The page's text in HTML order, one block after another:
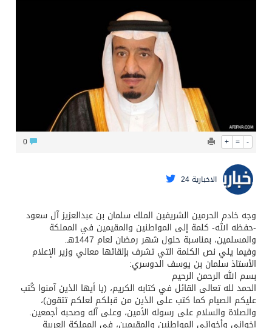
+ = -
الاخبارية 24
وجه خادم الحرمين الشريفين الملك سلمان بن عبدالعزيز آل سعود
-حفظه الله- كلمة إلى المواطنين والمقيمين في المملكة
والمسلمين، بمناسبة حلول شهر رمضان لعام 1447هـ.
وفيما يلي نص الكلمة التي تشرف بإلقائها معالي وزير الإعلام
الأستاذ سلمان بن يوسف الدوسري:
بسم الله الرحمن الرحيم
الحمد لله تعالى القائل في كتابه الكريم، (يا أيها الذين آمنوا كُتب
عليكم الصيام كما كتب على الذين من قبلكم لعلكم تتقون)،
والصلاة والسلام على رسوله الأمين، وعلى آله وصحبه أجمعين.
إخواني وأخواتي المواطنين والمقيمين، في المملكة العربية